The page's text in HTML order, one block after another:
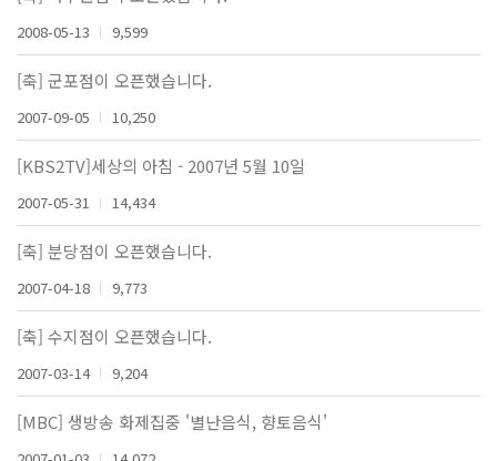
2008-05-13 9,599
[축] 군포점이 오픈했습니다.
2007-09-05 10,250
[KBS2TV]세상의 아침 - 2007년 5월 10일
2007-05-31 14,434
[축] 분당점이 오픈했습니다.
2007-04-18 9,773
[축] 수지점이 오픈했습니다.
2007-03-14 9,204
[MBC] 생방송 화제집중 '별난음식, 향토음식'